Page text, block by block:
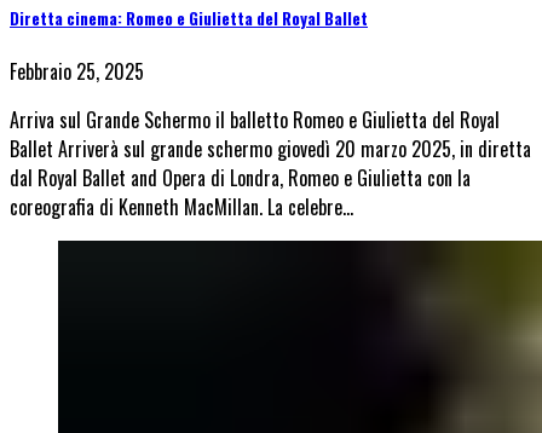
Diretta cinema: Romeo e Giulietta del Royal Ballet
Febbraio 25, 2025
Arriva sul Grande Schermo il balletto Romeo e Giulietta del Royal
Ballet Arriverà sul grande schermo giovedì 20 marzo 2025, in diretta
dal Royal Ballet and Opera di Londra, Romeo e Giulietta con la
coreografia di Kenneth MacMillan. La celebre…